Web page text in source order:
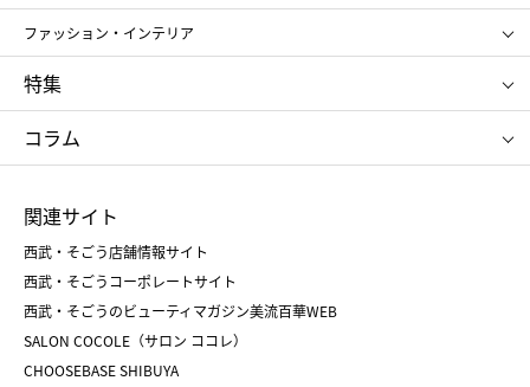
お中元
お歳暮
ポール&ジョー ボーテ
ジルスチュアート
NARS
RMK
クリニーク
SK-Ⅱ
アンリ・シャルパンティエ
ゴディバ
新宿高野
たねや
ねんりん家
ファッション・インテリア
ポロ ラルフ ローレン
タケオ キクチ
ママ＆キッズ
シュタイフ
特集
お中元
ひな人形
五月人形
父の日
クリスマスケーキ
ホワイトデー
コラム
菓子折り
和菓子
人気のギフト
バレンタイン
ホワイトデー
おせち
関連サイト
西武・そごう店舗情報サイト
西武・そごうコーポレートサイト
西武・そごうのビューティマガジン美流百華WEB
SALON COCOLE（サロン ココレ）
CHOOSEBASE SHIBUYA